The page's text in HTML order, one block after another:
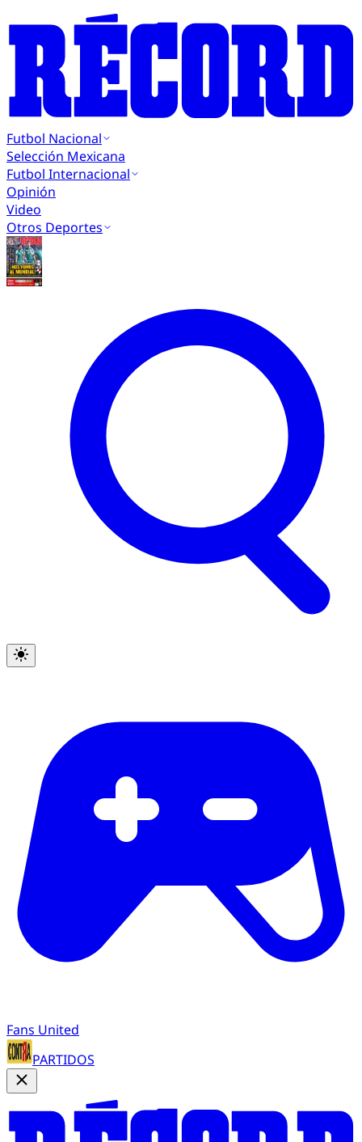
Futbol Nacional
Selección Mexicana
Futbol Internacional
Opinión
Video
Otros Deportes
Fans United
PARTIDOS